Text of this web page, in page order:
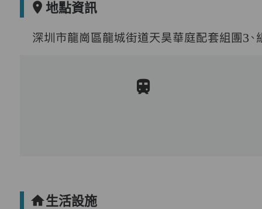
地點資訊
深圳市龍崗區龍城街道天昊華庭配套組團3、
生活設施